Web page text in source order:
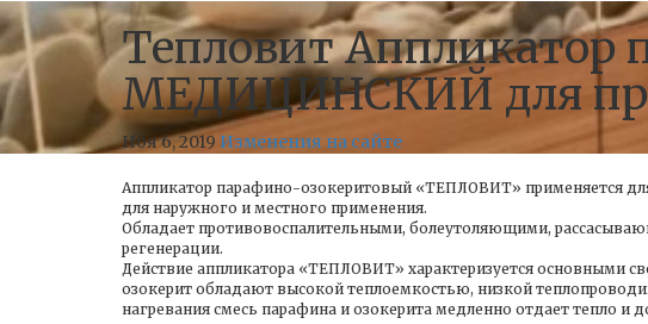
Тепловит Аппликатор
МЕДИЦИНСКИЙ для
Ноя 6, 2019 Изменения на сайте
Аппликатор парафино-озокеритовый «ТЕПЛОВИТ» применяется
для наружного и местного применения.
Обладает противовоспалительными, болеутоляющими,
регенерации.
Действие аппликатора «ТЕПЛОВИТ» характеризуется основными
озокерит обладают высокой теплоемкостью, низкой
нагревания смесь парафина и озокерита медленно отдает тепло и